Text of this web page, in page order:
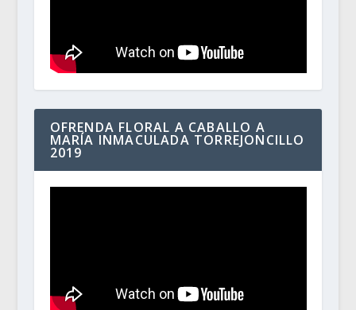
OFRENDA FLORAL A CABALLO A
MARÍA INMACULADA TORREJONCILLO
2019